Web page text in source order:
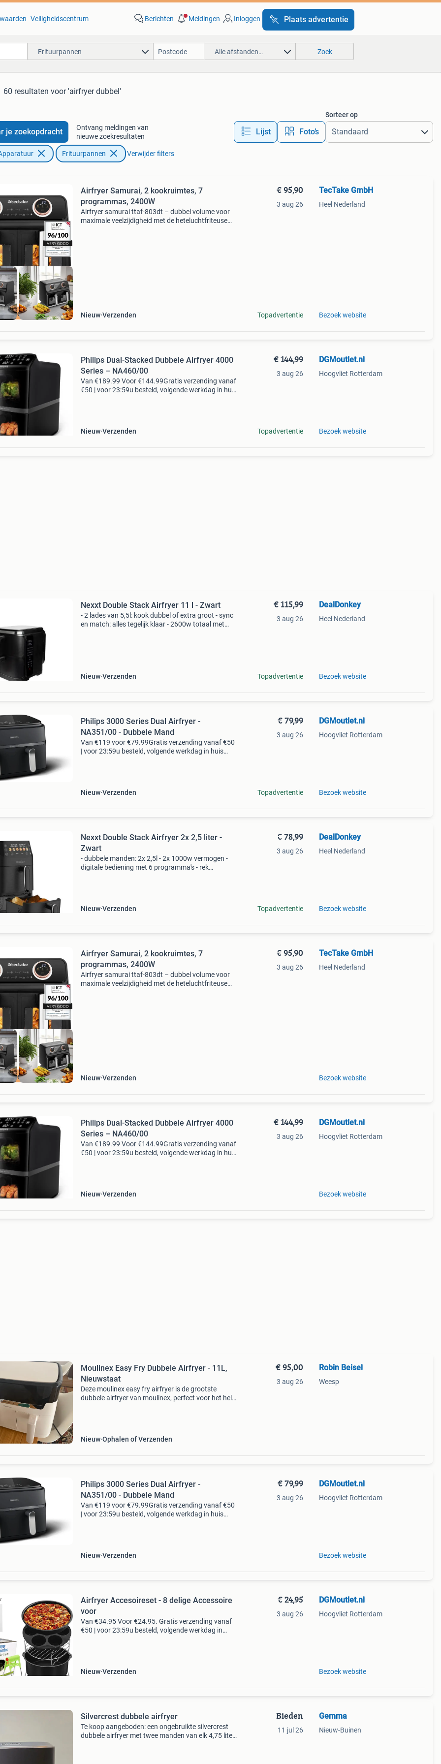
Veiligheidscentrum Berichten Meldingen Inloggen Plaats advertentie
Frituurpannen Alle afstanden… Zoek
60 resultaten voor 'airfryer dubbel'
je zoekopdracht
Ontvang meldingen van
nieuwe zoekresultaten
Lijst Foto’s
Sorteer op
Frituurpannen Verwijder filters
levering
Airfryer Samurai, 2 kookruimtes, 7
programmas, 2400W
Airfryer samurai ttaf-803dt – dubbel volume voor
maximale veelzijdigheid met de heteluchtfriteuse
Nieuw Verzenden
€ 95,90
3 aug 26
Topadvertentie
TecTake GmbH
Heel Nederland
Bezoek website
Philips Dual-Stacked Dubbele Airfryer 4000
Series – NA460/00
Van €189.99 Voor €144.99Gratis verzending vanaf
€50 | voor 23:59u besteld, volgende werkdag in huis
Nieuw Verzenden
€ 144,99
3 aug 26
Topadvertentie
DGMoutlet.nl
Hoogvliet Rotterdam
Bezoek website
Nexxt Double Stack Airfryer 11 l - Zwart
- 2 lades van 5,5l: kook dubbel of extra groot - sync
en match: alles tegelijk klaar - 2600w totaal met
Nieuw Verzenden
€ 115,99
3 aug 26
Topadvertentie
DealDonkey
Heel Nederland
Bezoek website
Philips 3000 Series Dual Airfryer -
NA351/00 - Dubbele Mand
Van €119 voor €79.99Gratis verzending vanaf €50
| voor 23:59u besteld, volgende werkdag in huis
Nieuw Verzenden
€ 79,99
3 aug 26
Topadvertentie
DGMoutlet.nl
Hoogvliet Rotterdam
Bezoek website
Nexxt Double Stack Airfryer 2x 2,5 liter -
Zwart
- dubbele manden: 2x 2,5l - 2x 1000w vermogen -
digitale bediening met 6 programma's - rek
Nieuw Verzenden
€ 78,99
3 aug 26
Topadvertentie
DealDonkey
Heel Nederland
Bezoek website
levering
Airfryer Samurai, 2 kookruimtes, 7
programmas, 2400W
Airfryer samurai ttaf-803dt – dubbel volume voor
maximale veelzijdigheid met de heteluchtfriteuse
Nieuw Verzenden
€ 95,90
3 aug 26
TecTake GmbH
Heel Nederland
Bezoek website
Philips Dual-Stacked Dubbele Airfryer 4000
Series – NA460/00
Van €189.99 Voor €144.99Gratis verzending vanaf
€50 | voor 23:59u besteld, volgende werkdag in huis
Nieuw Verzenden
€ 144,99
3 aug 26
DGMoutlet.nl
Hoogvliet Rotterdam
Bezoek website
Moulinex Easy Fry Dubbele Airfryer - 11L,
Nieuwstaat
Deze moulinex easy fry airfryer is de grootste
dubbele airfryer van moulinex, perfect voor het hele
Nieuw Ophalen of Verzenden
€ 95,00
3 aug 26
Robin Beisel
Weesp
Philips 3000 Series Dual Airfryer -
NA351/00 - Dubbele Mand
Van €119 voor €79.99Gratis verzending vanaf €50
| voor 23:59u besteld, volgende werkdag in huis
Nieuw Verzenden
€ 79,99
3 aug 26
DGMoutlet.nl
Hoogvliet Rotterdam
Bezoek website
Airfryer Accesoireset - 8 delige Accessoire
voor
Van €34.95 Voor €24.95. Gratis verzending vanaf
€50 | voor 23:59u besteld, volgende werkdag in
Nieuw Verzenden
€ 24,95
3 aug 26
DGMoutlet.nl
Hoogvliet Rotterdam
Bezoek website
Silvercrest dubbele airfryer
Te koop aangeboden: een ongebruikte silvercrest
dubbele airfryer met twee manden van elk 4,75 liter.
Bieden
11 jul 26
Gemma
Nieuw-Buinen